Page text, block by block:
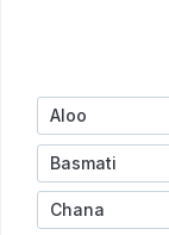
Aloo
Basmati
Chana